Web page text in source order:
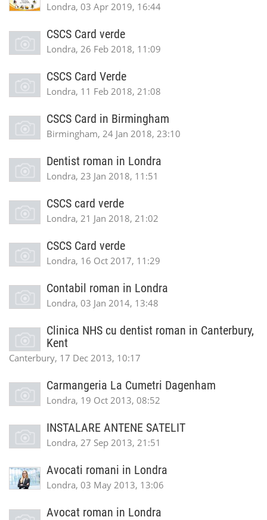
Londra, 03 Apr 2019, 16:44
CSCS Card verde
Londra, 26 Feb 2018, 11:09
CSCS Card Verde
Londra, 11 Feb 2018, 21:08
CSCS Card in Birmingham
Birmingham, 24 Jan 2018, 23:10
Dentist roman in Londra
Londra, 23 Jan 2018, 11:51
CSCS card verde
Londra, 21 Jan 2018, 21:02
CSCS Card verde
Londra, 16 Oct 2017, 11:29
Contabil roman in Londra
Londra, 03 Jan 2014, 13:48
Clinica NHS cu dentist roman in Canterbury,
Kent
Canterbury, 17 Dec 2013, 10:17
Carmangeria La Cumetri Dagenham
Londra, 19 Oct 2013, 08:52
INSTALARE ANTENE SATELIT
Londra, 27 Sep 2013, 21:51
Avocati romani in Londra
Londra, 03 May 2013, 13:06
Avocat roman in Londra